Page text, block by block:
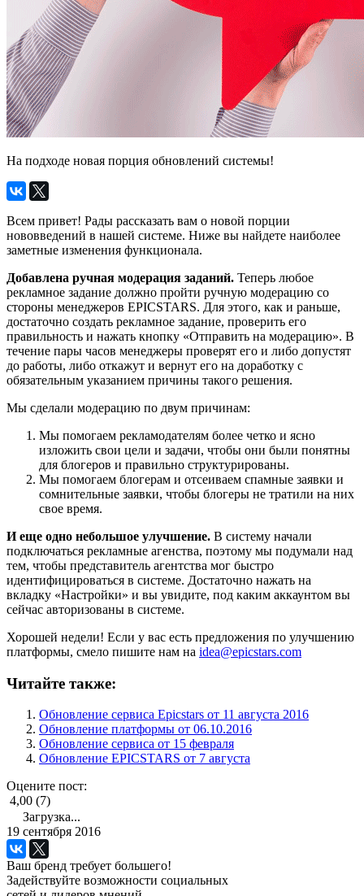
На подходе новая порция обновлений системы!
Всем привет! Рады рассказать вам о новой порции
нововведений в нашей системе. Ниже вы найдете наиболее
заметные изменения функционала.
Добавлена ручная модерация заданий. Теперь любое
рекламное задание должно пройти ручную модерацию со
стороны менеджеров EPICSTARS. Для этого, как и раньше,
достаточно создать рекламное задание, проверить его
правильность и нажать кнопку «Отправить на модерацию». В
течение пары часов менеджеры проверят его и либо допустят
до работы, либо откажут и вернут его на доработку с
обязательным указанием причины такого решения.
Мы сделали модерацию по двум причинам:
Мы помогаем рекламодателям более четко и ясно
изложить свои цели и задачи, чтобы они были понятны
для блогеров и правильно структурированы.
Мы помогаем блогерам и отсеиваем спамные заявки и
сомнительные заявки, чтобы блогеры не тратили на них
свое время.
И еще одно небольшое улучшение. В систему начали
подключаться рекламные агенства, поэтому мы подумали над
тем, чтобы представитель агентства мог быстро
идентифицироваться в системе. Достаточно нажать на
вкладку «Настройки» и вы увидите, под каким аккаунтом вы
сейчас авторизованы в системе.
Хорошей недели! Если у вас есть предложения по улучшению
платформы, смело пишите нам на idea@epicstars.com
Читайте также:
Обновление сервиса Epicstars от 11 августа 2016
Обновление платформы от 06.10.2016
Обновление сервиса от 15 февраля
Обновление EPICSTARS от 7 августа
Оцените пост:
4,00 (7)
Загрузка...
19 сентября 2016
Ваш бренд требует большего!
Задействуйте возможности социальных